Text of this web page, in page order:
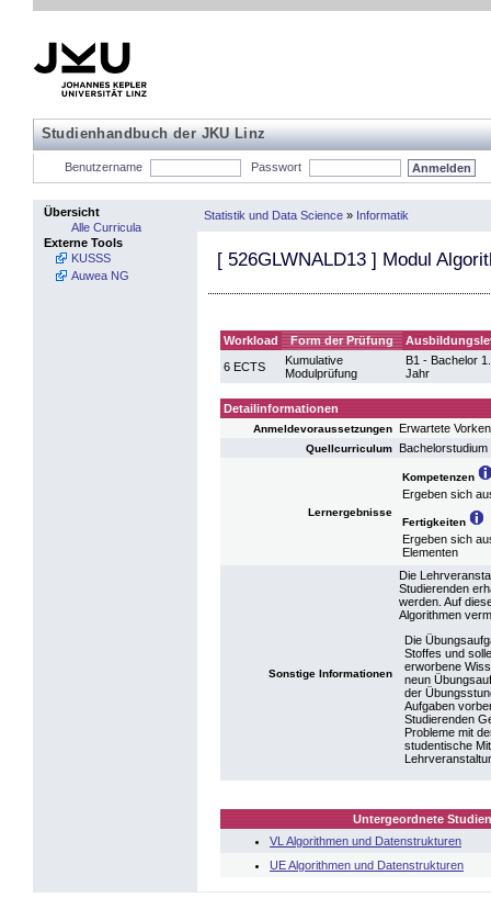
Studienhandbuch der JKU Linz
Benutzername Passwort
Übersicht
Alle Curricula
Externe Tools
KUSSS
Auwea NG
Statistik und Data Science » Informatik
[ 526GLWNALD13 ] Modul
Workload Form der Prüfung
6 ECTS
Kumulative
Modulprüfung
B1 - Bachelor 1.
Jahr
Detailinformationen
Anmeldevoraussetzungen Erwartete
Quellcurriculum
Lernergebnisse
Kompetenzen
Ergeben sich
Fertigkeiten
Ergeben sich
Elementen
Sonstige Informationen
Die
Studierenden
werden. Auf
Algorithmen
Die
Stoffes und
erworbene
neun
der
Aufgaben
Studierenden
Probleme mit
studentische
Untergeordnete
VL Algorithmen und Datenstrukturen
UE Algorithmen und Datenstrukturen